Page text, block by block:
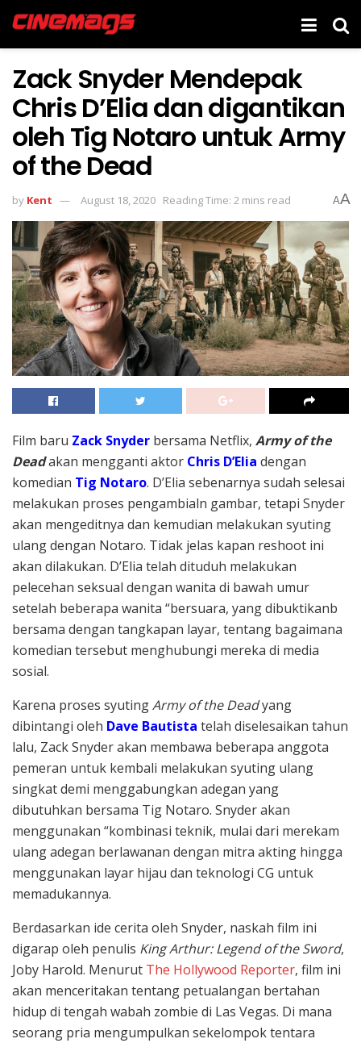
Zack Snyder Mendepak
Chris D’Elia dan digantikan
oleh Tig Notaro untuk Army
of the Dead
by Kent August 18, 2020 Reading Time: 2 mins read AA
Film baru Zack Snyder bersama Netflix, Army of the
Deadakan mengganti aktor Chris D’Elia dengan
komedian Tig Notaro. D’Elia sebenarnya sudah selesai
melakukan proses pengambialn gambar, tetapi Snyder
akan mengeditnya dan kemudian melakukan syuting
ulang dengan Notaro. Tidak jelas kapan reshoot ini
akan dilakukan. D’Elia telah dituduh melakukan
pelecehan seksual dengan wanita di bawah umur
setelah beberapa wanita “bersuara, yang dibuktikanb
bersama dengan tangkapan layar, tentang bagaimana
komedian tersebut menghubungi mereka di media
sosial.
Karena proses syutingArmy of the Deadyang
dibintangi oleh Dave Bautista telah diselesaikan tahun
lalu, Zack Snyder akan membawa beberapa anggota
pemeran untuk kembali melakukan syuting ulang
singkat demi menggabungkan adegan yang
dibutuhkan bersama Tig Notaro. Snyder akan
menggunakan “kombinasi teknik, mulai dari merekam
ulang adegan berlawanan dengan mitra akting hingga
menggunakan layar hijau dan teknologi CG untuk
memadukannya.
Berdasarkan ide cerita oleh Snyder, naskah film ini
digarap oleh penulis King Arthur: Legend of the Sword,
Joby Harold. Menurut The Hollywood Reporter, film ini
akan menceritakan tentang petualangan bertahan
hidup di tengah wabah zombie di Las Vegas. Di mana
seorang pria mengumpulkan sekelompok tentara